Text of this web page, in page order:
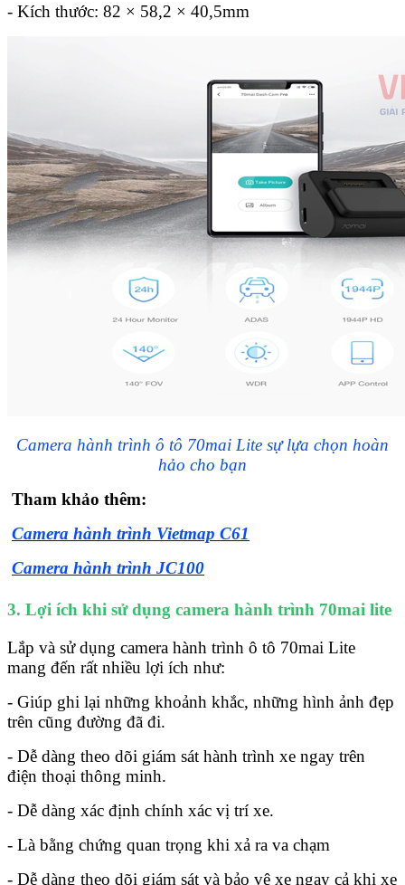
- Kích thước: 82 × 58,2 × 40,5mm
Camera hành trình ô tô 70mai Lite sự lựa chọn hoàn
hảo cho bạn
Tham khảo thêm:
Camera hành trình Vietmap C61
Camera hành trình JC100
3. Lợi ích khi sử dụng camera hành trình 70mai lite
Lắp và sử dụng camera hành trình ô tô 70mai Lite
mang đến rất nhiều lợi ích như:
- Giúp ghi lại những khoảnh khắc, những hình ảnh đẹp
trên cũng đường đã đi.
- Dễ dàng theo dõi giám sát hành trình xe ngay trên
điện thoại thông minh.
- Dễ dàng xác định chính xác vị trí xe.
- Là bằng chứng quan trọng khi xả ra va chạm
- Dễ dàng theo dõi giám sát và bảo vệ xe ngay cả khi xe